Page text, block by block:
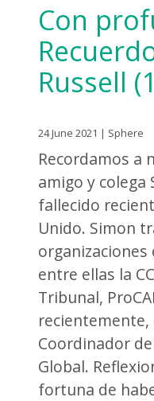
Con
Russell
24 June 2021 | Sphere
Recordamos a
amigo y colega
fallecido
Unido. Simon
entre ellas la
Tribunal,
recientemente,
Coordinador
Global.
fortuna de